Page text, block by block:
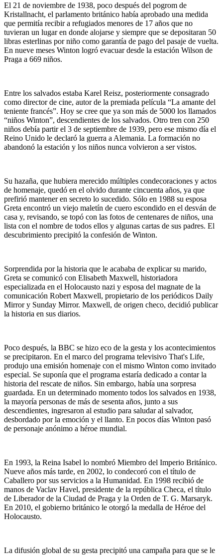
El 21 de noviembre de 1938, poco después del pogrom de
Kristallnacht, el parlamento británico había aprobado una medida
que permitía recibir a refugiados menores de 17 años que no
tuvieran un lugar en donde alojarse y siempre que se depositaran 50
libras esterlinas por niño como garantía de pago del pasaje de vuelta.
En nueve meses Winton logró evacuar desde la estación Wilson de
Praga a 669 niños.
Entre los salvados estaba Karel Reisz, posteriormente consagrado
como director de cine, autor de la premiada película “La amante del
teniente francés”. Hoy se cree que ya son más de 5000 los llamados
“niños Winton”, descendientes de los salvados. Otro tren con 250
niños debía partir el 3 de septiembre de 1939, pero ese mismo día el
Reino Unido le declaró la guerra a Alemania. La formación no
abandonó la estación y los niños nunca volvieron a ser vistos.
Su hazaña, que hubiera merecido múltiples condecoraciones y actos
de homenaje, quedó en el olvido durante cincuenta años, ya que
prefirió mantener en secreto lo sucedido. Sólo en 1988 su esposa
Greta encontró un viejo maletín de cuero escondido en el desván de
casa y, revisando, se topó con las fotos de centenares de niños, una
lista con el nombre de todos ellos y algunas cartas de sus padres. El
descubrimiento precipitó la confesión de Winton.
Sorprendida por la historia que le acababa de explicar su marido,
Greta se comunicó con Elisabeth Maxwell, historiadora
especializada en el Holocausto nazi y esposa del magnate de la
comunicación Robert Maxwell, propietario de los periódicos Daily
Mirror y Sunday Mirror. Maxwell, de origen checo, decidió publicar
la historia en sus diarios.
Poco después, la BBC se hizo eco de la gesta y los acontecimientos
se precipitaron. En el marco del programa televisivo That's Life,
produjo una emisión homenaje con el mismo Winton como invitado
especial. Se suponía que el programa estaría dedicado a contar la
historia del rescate de niños. Sin embargo, había una sorpresa
guardada. En un determinado momento todos los salvados en 1938,
la mayoría personas de más de sesenta años, junto a sus
descendientes, ingresaron al estudio para saludar al salvador,
desbordado por la emoción y el llanto. En pocos días Winton pasó
de personaje anónimo a héroe mundial.
En 1993, la Reina Isabel lo nombró Miembro del Imperio Británico.
Nueve años más tarde, en 2002, lo condecoró con el título de
Caballero por sus servicios a la Humanidad. En 1998 recibió de
manos de Vaclav Havel, presidente de la república Checa, el título
de Liberador de la Ciudad de Praga y la Orden de T. G. Marsaryk.
En 2010, el gobierno británico le otorgó la medalla de Héroe del
Holocausto.
La difusión global de su gesta precipitó una campaña para que se le